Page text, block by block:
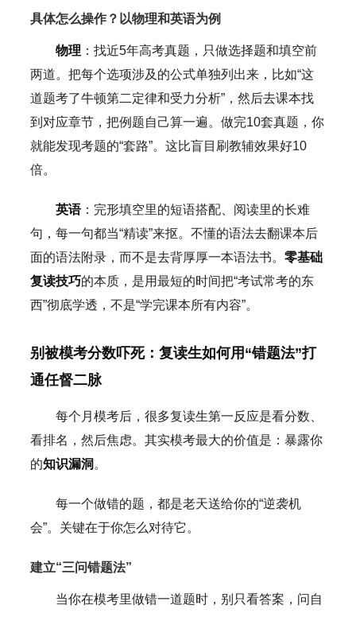
具体怎么操作？以物理和英语为例
物理 ：找近5年高考真题，只做选择题和填空前
两道。把每个选项涉及的公式单独列出来，比如“这
道题考了牛顿第二定律和受力分析”，然后去课本找
到对应章节，把例题自己算一遍。做完10套真题，你
就能发现考题的“套路”。这比盲目刷教辅效果好10
倍。
英语：完形填空里的短语搭配、阅读里的长难
句，每一句都当“精读”来抠。不懂的语法去翻课本后
面的语法附录，而不是去背厚厚一本语法书。 零基础
复读技巧的本质，是用最短的时间把“考试常考的东
西”彻底学透，不是“学完课本所有内容”。
别被模考分数吓死：复读生如何用“错题法”打
通任督二脉
每个月模考后，很多复读生第一反应是看分数、
看排名，然后焦虑。其实模考最大的价值是：暴露你
的知识漏洞 。
每一个做错的题，都是老天送给你的“逆袭机
会”。关键在于你怎么对待它。
建立“三问错题法”
当你在模考里做错一道题时，别只看答案，问自